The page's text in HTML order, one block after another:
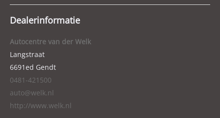
GVW
Lengte
Breedte
Wielbasis
Cilinderinhoud
Aantal cilinders
Kleur
Dealerinformatie
Autocentre van der Welk
Langstraat
6691ed Gendt
0481-421500
auto@welk.nl
http://www.welk.nl